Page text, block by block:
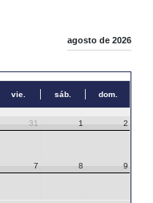
agosto de 2026
vie. sáb. dom.
31 1 2
7 8 9